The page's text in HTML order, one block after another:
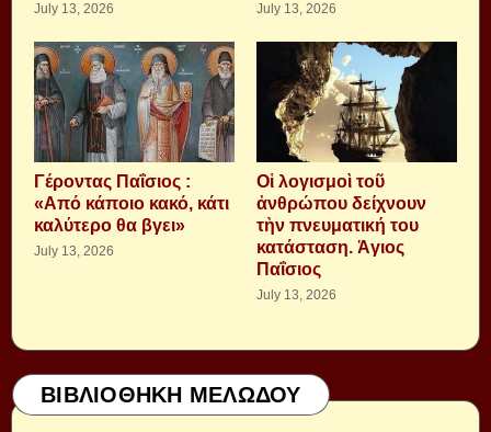
July 13, 2026 July 13, 2026
Γέροντας Παΐσιος :
«Από κάποιο κακό, κάτι
καλύτερο θα βγει»
July 13, 2026
Οἱ λογισμοὶ τοῦ
ἀνθρώπου δείχνουν
τὴν πνευματική του
κατάσταση. Ἁγιος
Παΐσιος
July 13, 2026
ΒΙΒΛΙΟΘΗΚΗ ΜΕΛΩΔΟΥ